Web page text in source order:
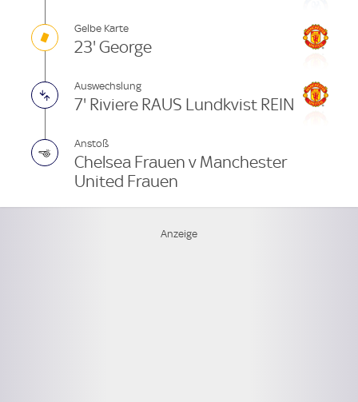
Gelbe Karte
23' George
Auswechslung
7' Riviere RAUS Lundkvist REIN
Anstoß
Chelsea Frauen v Manchester
United Frauen